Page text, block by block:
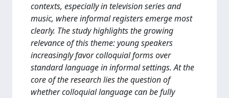
contexts, especially in television series and
music, where informal registers emerge most
clearly. The study highlights the growing
relevance of this theme: young speakers
increasingly favor colloquial forms over
standard language in informal settings. At the
core of the research lies the question of
whether colloquial language can be fully